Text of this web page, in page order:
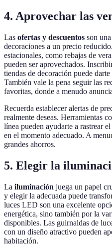
4. Aprovechar las
Las ofertas y descuentos son
decoraciones a un precio
estacionales, como rebajas de
pueden ser aprovechados.
tiendas de decoración puede
También vale la pena seguir las
favoritas, donde a menudo
Recuerda establecer alertas de
realmente deseas. Herramientas
línea pueden ayudarte a rastrear
en el momento adecuado. A
grandes ahorros.
5. Elegir la
La iluminación juega un papel
y elegir la adecuada puede
luces LED son una excelente
energética, sino también por la
disponibles. Las guirnaldas de
con un diseño atractivo pueden
habitación.